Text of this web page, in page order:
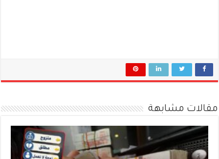
مقالات مشابهة